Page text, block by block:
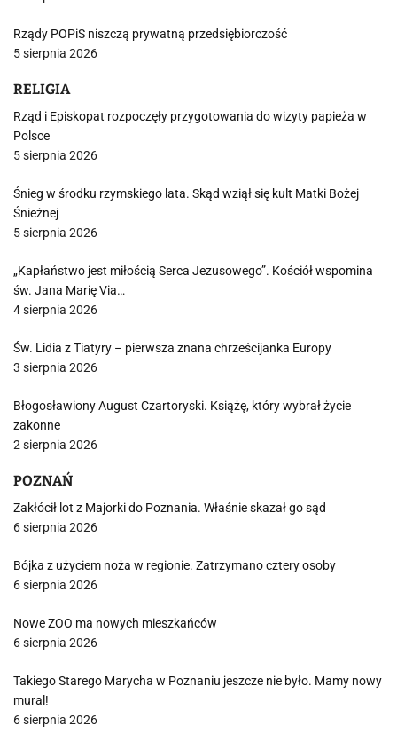
Rządy POPiS niszczą prywatną przedsiębiorczość
5 sierpnia 2026
RELIGIA
Rząd i Episkopat rozpoczęły przygotowania do wizyty papieża w
Polsce
5 sierpnia 2026
Śnieg w środku rzymskiego lata. Skąd wziął się kult Matki Bożej
Śnieżnej
5 sierpnia 2026
„Kapłaństwo jest miłością Serca Jezusowego”. Kościół wspomina
św. Jana Marię Via…
4 sierpnia 2026
Św. Lidia z Tiatyry – pierwsza znana chrześcijanka Europy
3 sierpnia 2026
Błogosławiony August Czartoryski. Książę, który wybrał życie
zakonne
2 sierpnia 2026
POZNAŃ
Zakłócił lot z Majorki do Poznania. Właśnie skazał go sąd
6 sierpnia 2026
Bójka z użyciem noża w regionie. Zatrzymano cztery osoby
6 sierpnia 2026
Nowe ZOO ma nowych mieszkańców
6 sierpnia 2026
Takiego Starego Marycha w Poznaniu jeszcze nie było. Mamy nowy
mural!
6 sierpnia 2026